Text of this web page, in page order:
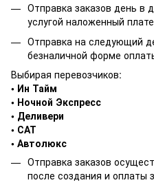
Отправка заказов день в
услугой наложенный
Отправка на следующий
безналичной форме
Выбирая перевозчиков:
• Ин Тайм
• Ночной Экспресс
• Деливери
• САТ
• Автолюкс
Отправка заказов
после создания и оплаты